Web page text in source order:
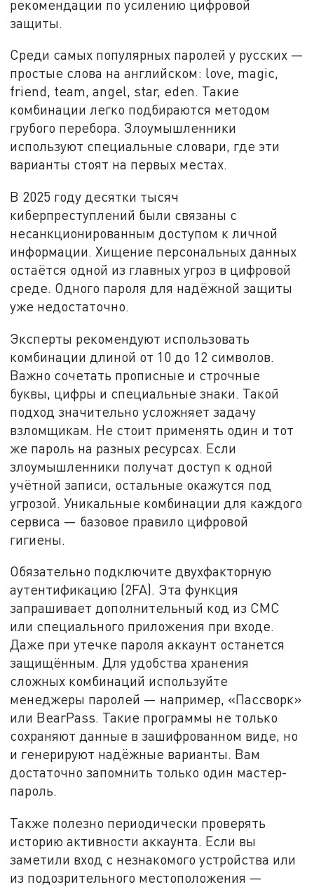
рекомендации по усилению цифровой
защиты.
Среди самых популярных паролей у русских —
простые слова на английском: love, magic,
friend, team, angel, star, eden. Такие
комбинации легко подбираются методом
грубого перебора. Злоумышленники
используют специальные словари, где эти
варианты стоят на первых местах.
В 2025 году десятки тысяч
киберпреступлений были связаны с
несанкционированным доступом к личной
информации. Хищение персональных данных
остаётся одной из главных угроз в цифровой
среде. Одного пароля для надёжной защиты
уже недостаточно.
Эксперты рекомендуют использовать
комбинации длиной от 10 до 12 символов.
Важно сочетать прописные и строчные
буквы, цифры и специальные знаки. Такой
подход значительно усложняет задачу
взломщикам. Не стоит применять один и тот
же пароль на разных ресурсах. Если
злоумышленники получат доступ к одной
учётной записи, остальные окажутся под
угрозой. Уникальные комбинации для каждого
сервиса — базовое правило цифровой
гигиены.
Обязательно подключите двухфакторную
аутентификацию (2FA). Эта функция
запрашивает дополнительный код из СМС
или специального приложения при входе.
Даже при утечке пароля аккаунт останется
защищённым. Для удобства хранения
сложных комбинаций используйте
менеджеры паролей — например, «Пассворк»
или BearPass. Такие программы не только
сохраняют данные в зашифрованном виде, но
и генерируют надёжные варианты. Вам
достаточно запомнить только один мастер-
пароль.
Также полезно периодически проверять
историю активности аккаунта. Если вы
заметили вход с незнакомого устройства или
из подозрительного местоположения —